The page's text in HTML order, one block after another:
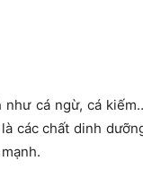
như cá ngừ, cá
các chất dinh